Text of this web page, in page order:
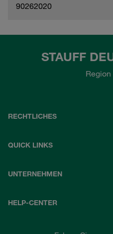
90262020
STAUFF
Region
RECHTLICHES
QUICK LINKS
UNTERNEHMEN
HELP-CENTER